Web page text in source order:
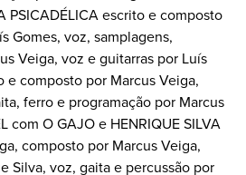
PSICADÉLICA escrito e composto
Gomes, voz, samplagens,
Veiga, voz e guitarras por Luís
e composto por Marcus Veiga,
ferro e programação por Marcus
com O GAJO e HENRIQUE SILVA
composto por Marcus Veiga,
Silva, voz, gaita e percussão por